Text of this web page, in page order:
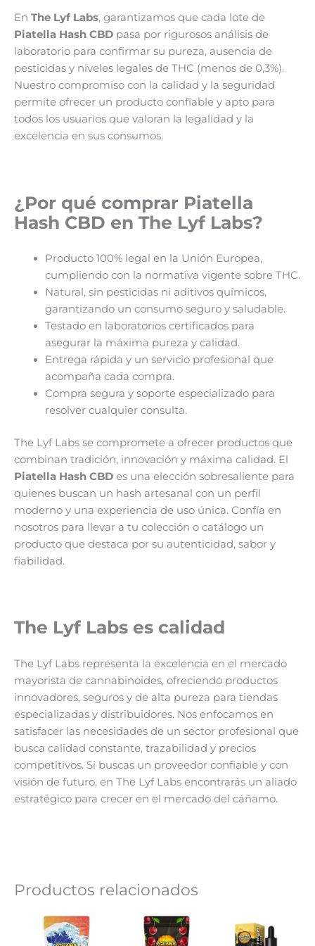
En The Lyf Labs, garantizamos que cada lote de
Piatella Hash CBD pasa por rigurosos análisis de
laboratorio para confirmar su pureza, ausencia de
pesticidas y niveles legales de THC (menos de 0,3%).
Nuestro compromiso con la calidad y la seguridad
permite ofrecer un producto confiable y apto para
todos los usuarios que valoran la legalidad y la
excelencia en sus consumos.
¿Por qué comprar Piatella
Hash CBD en The Lyf Labs?
Producto 100% legal en la Unión Europea,
cumpliendo con la normativa vigente sobre THC.
Natural, sin pesticidas ni aditivos químicos,
garantizando un consumo seguro y saludable.
Testado en laboratorios certificados para
asegurar la máxima pureza y calidad.
Entrega rápida y un servicio profesional que
acompaña cada compra.
Compra segura y soporte especializado para
resolver cualquier consulta.
The Lyf Labs se compromete a ofrecer productos que
combinan tradición, innovación y máxima calidad. El
Piatella Hash CBD es una elección sobresaliente para
quienes buscan un hash artesanal con un perfil
moderno y una experiencia de uso única. Confía en
nosotros para llevar a tu colección o catálogo un
producto que destaca por su autenticidad, sabor y
fiabilidad.
The Lyf Labs es calidad
The Lyf Labs representa la excelencia en el mercado
mayorista de cannabinoides, ofreciendo productos
innovadores, seguros y de alta pureza para tiendas
especializadas y distribuidores. Nos enfocamos en
satisfacer las necesidades de un sector profesional que
busca calidad constante, trazabilidad y precios
competitivos. Si buscas un proveedor confiable y con
visión de futuro, en The Lyf Labs encontrarás un aliado
estratégico para crecer en el mercado del cáñamo.
Productos relacionados